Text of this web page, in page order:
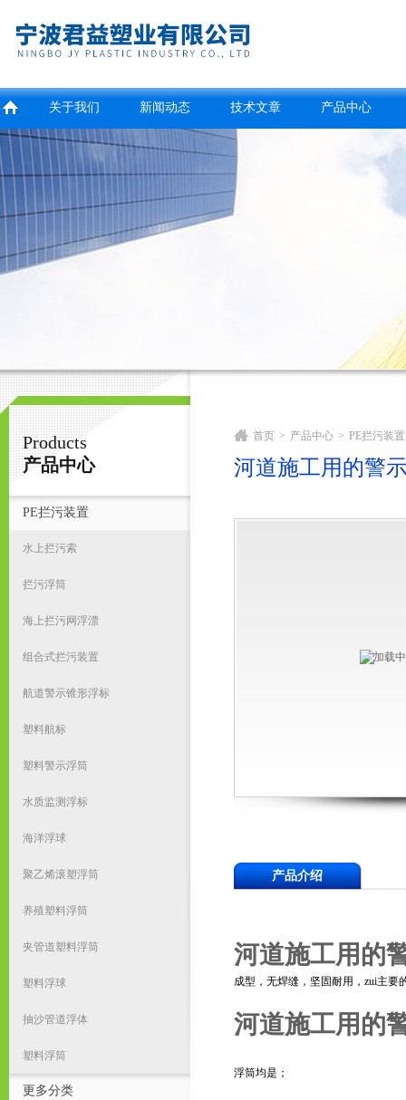
宁波君益塑业有限公司
关于我们 新闻动态 技术文章 产品中心
Products
产品中心
PE拦污装置
水上拦污索
拦污浮筒
海上拦污网浮漂
组合式拦污装置
航道警示锥形浮标
塑料航标
塑料警示浮筒
水质监测浮标
海洋浮球
聚乙烯滚塑浮筒
养殖塑料浮筒
夹管道塑料浮筒
塑料浮球
抽沙管道浮体
塑料浮筒
更多分类
首页 > 产品中心 > PE拦污装置
河道施工用的警
产品介绍
河道施工用的
成型，无焊缝，坚固耐用，zui主要
河道施工用的
浮筒均是；